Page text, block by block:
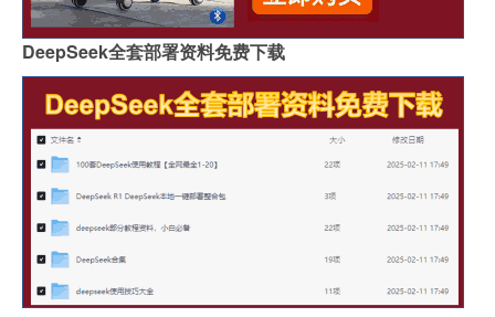
DeepSeek全套部署资料免费下载